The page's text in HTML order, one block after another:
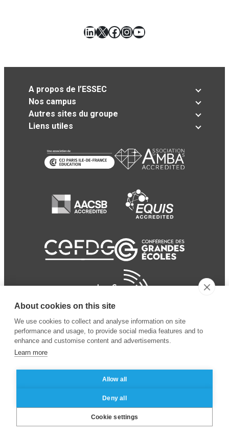
LinkedIn
X Facebook
Instagram
YouTube
A propos de l’ESSEC
Nos campus
Autres sites du groupe
Liens utiles
Business School
Mentions légales
des données personnelles
About cookies on this site
We use cookies to collect and analyse information on site
performance and usage, to provide social media features and to
enhance and customise content and advertisements.
Learn more
Allow all
Deny all
Cookie settings